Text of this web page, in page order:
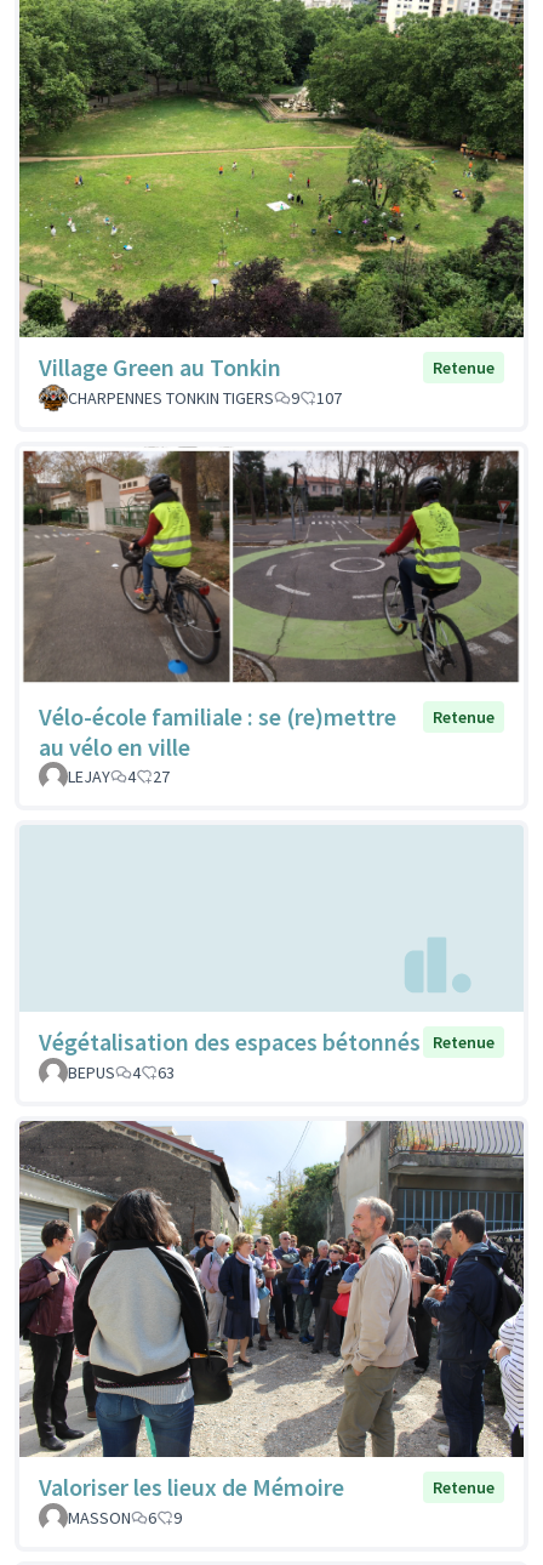
Village Green au Tonkin
Retenue
CHARPENNES TONKIN TIGERS
9 107
Vélo-école familiale : se (re)mettre
au vélo en ville
Retenue
LEJAY 4 27
Végétalisation des espaces bétonnés
Retenue
BEPUS
4 63
Valoriser les lieux de Mémoire
Retenue
MASSON
6 9